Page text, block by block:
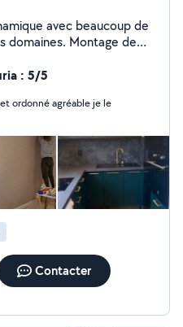
avec beaucoup de
domaines. Montage de
conforama/castorama
: 5/5
ordonné agréable je le
Contacter